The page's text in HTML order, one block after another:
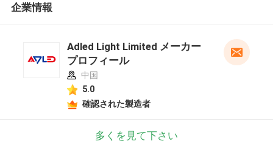
企業情報
Adled Light Limited メーカー
プロフィール
中国
5.0
確認された製造者
多くを見て下さい